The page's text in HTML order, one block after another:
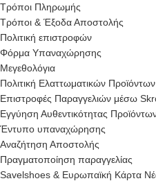
Τρόποι Πληρωμής
Τρόποι & Έξοδα Αποστολής
Πολιτική επιστροφών
Φόρμα Υπαναχώρησης
Μεγεθολόγια
Πολιτική Ελαττωματικών Προϊόντων
Επιστροφές Παραγγελιών μέσω
Εγγύηση Αυθεντικότητας
Έντυπο υπαναχώρησης
Αναζήτηση Αποστολής
Πραγματοποίηση παραγγελίας
Savelshoes & Ευρωπαϊκή Κάρτα